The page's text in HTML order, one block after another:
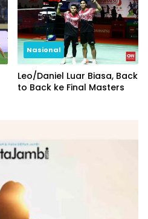
Nasional
Leo/Daniel Luar Biasa, Back
to Back ke Final Masters